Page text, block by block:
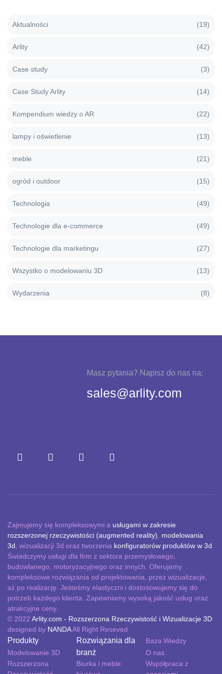
Aktualności (19)
Arlity (42)
Case study (3)
Case Study Arlity (14)
Kompendium wiedzy o AR (22)
lampy i oświetlenie (13)
meble (21)
ogród i outdoor (15)
Technologia (49)
Technologie dla e-commerce (49)
Technologie dla marketingu (27)
Wszystko o modelowaniu 3D (13)
Wydarzenia (8)
Masz pytania? Napisz do nas na:
sales@arlity.com
Zajmujemy się kompleksowymi a usługami w zakresie
rozszerzonej rzeczywistości (augmented reality)
modelowania
3d , wizualizacji 3d oraz tworzenia konfiguratorów produktów w 3d
Świadczymy usługi dla firm z sektora przemysłowego,
budowlanego, motoryzacyjnego oraz innych. Oferujemy
kompleksowe rozwiązania od projektowania, przez wizualizacje,
aż po realizację. Jesteśmy elastyczni i dostosowujemy się do
potrzeb każdego klienta. Zapewniamy wysoką jakość usług oraz
atrakcyjne ceny.
© 2022 Arlity.com - Rozszerzona Rzeczywistość i Wizualizacje 3D
designed by NANDAAll Right Reseved
Produkty
Modelowanie 3D
Rozszerzona
Rozwiązania dla
branż
Biurka i meble
Baza Wiedzy
O nas
Współpraca z